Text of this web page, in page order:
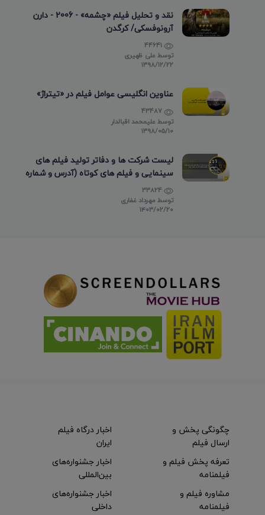
نقد و تحلیل فیلم «چشمه» - 2006 - دارن
آرونوفسکی/ کرگدن
توسطعلی ظهیری
۱۳۹۸/۱۲/۲۲
عناوین انگلیسی عوامل فیلم در «تیتراژ»
توسطعلیمحمد اقبالدار
۱۳۹۸/۰۵/۱۰
لیست شرکت ها و دفاتر تولید فیلم های
سینمایی و فیلم های کوتاه (آدرس و شماره
تماس)
توسط مهرداد غفاری
۱۴۰۳/۰۲/۲۰
چگونگی پخش و
ارسال فیلم
تعرفه پخش فیلم و
فیلمنامه
مشاوره فیلم و
فیلمنامه
اخبار درگاه فیلم
ایران
اخبار جشنواره‌های
بین‌المللی
اخبار جشنواره‌های
داخلی